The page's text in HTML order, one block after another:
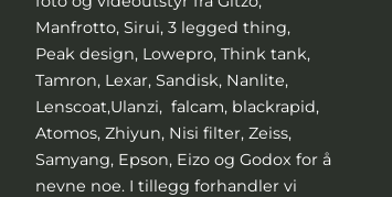
Manfrotto, Sirui, 3 legged thing,
Peak design, Lowepro, Think tank,
Tamron, Lexar, Sandisk, Nanlite,
Lenscoat,Ulanzi, falcam, blackrapid,
Atomos, Zhiyun, Nisi filter, Zeiss,
Samyang, Epson, Eizo og Godox for å
nevne noe. I tillegg forhandler vi